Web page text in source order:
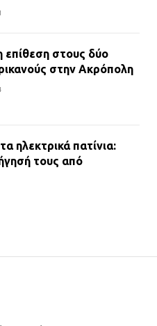
επίθεση στους δύο
στην Ακρόπολη
ηλεκτρικά πατίνια:
τους από